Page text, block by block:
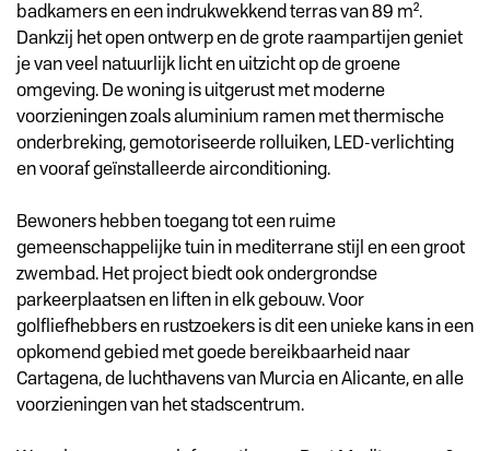
badkamers en een indrukwekkend terras van 89 m².
Dankzij het open ontwerp en de grote raampartijen geniet
je van veel natuurlijk licht en uitzicht op de groene
omgeving. De woning is uitgerust met moderne
voorzieningen zoals aluminium ramen met thermische
onderbreking, gemotoriseerde rolluiken, LED-verlichting
en vooraf geïnstalleerde airconditioning.
Bewoners hebben toegang tot een ruime
gemeenschappelijke tuin in mediterrane stijl en een groot
zwembad. Het project biedt ook ondergrondse
parkeerplaatsen en liften in elk gebouw. Voor
golfliefhebbers en rustzoekers is dit een unieke kans in een
opkomend gebied met goede bereikbaarheid naar
Cartagena, de luchthavens van Murcia en Alicante, en alle
voorzieningen van het stadscentrum.